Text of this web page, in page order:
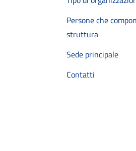
Persone che
struttura
Sede principale
Contatti